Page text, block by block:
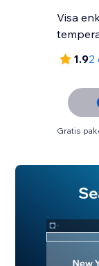
Visa
1.92
Gratis